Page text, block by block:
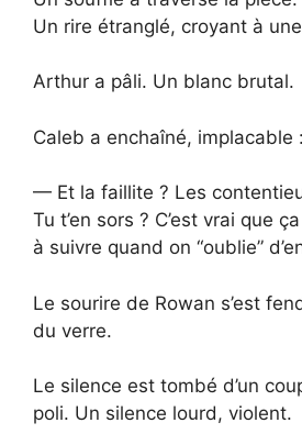
Un rire étranglé, croyant à
Arthur a pâli. Un blanc brutal.
Caleb a enchaîné, implacable :
— Et la faillite ? Les
Tu t’en sors ? C’est vrai que
à suivre quand on “oublie”
Le sourire de Rowan s’est
du verre.
Le silence est tombé d’un
poli. Un silence lourd, violent.